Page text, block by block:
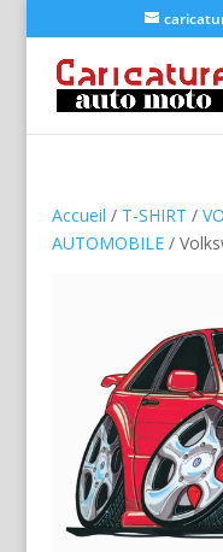
Accueil / T-SHIRT /
AUTOMOBILE/